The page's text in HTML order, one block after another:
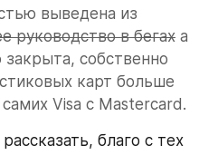
выведена из
руководство в бегах а
собственно
карт больше
Visa с Mastercard.
благо с тех